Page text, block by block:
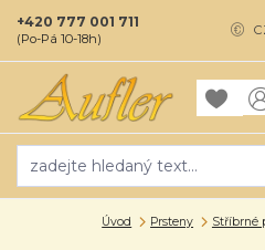
+420 777 001 711
(Po-Pá 10-18h)
Úvod Prsteny Stříbrné